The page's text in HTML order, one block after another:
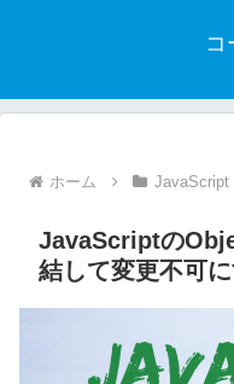
コ
ホーム JavaScript
JavaScriptの
結して変更不可